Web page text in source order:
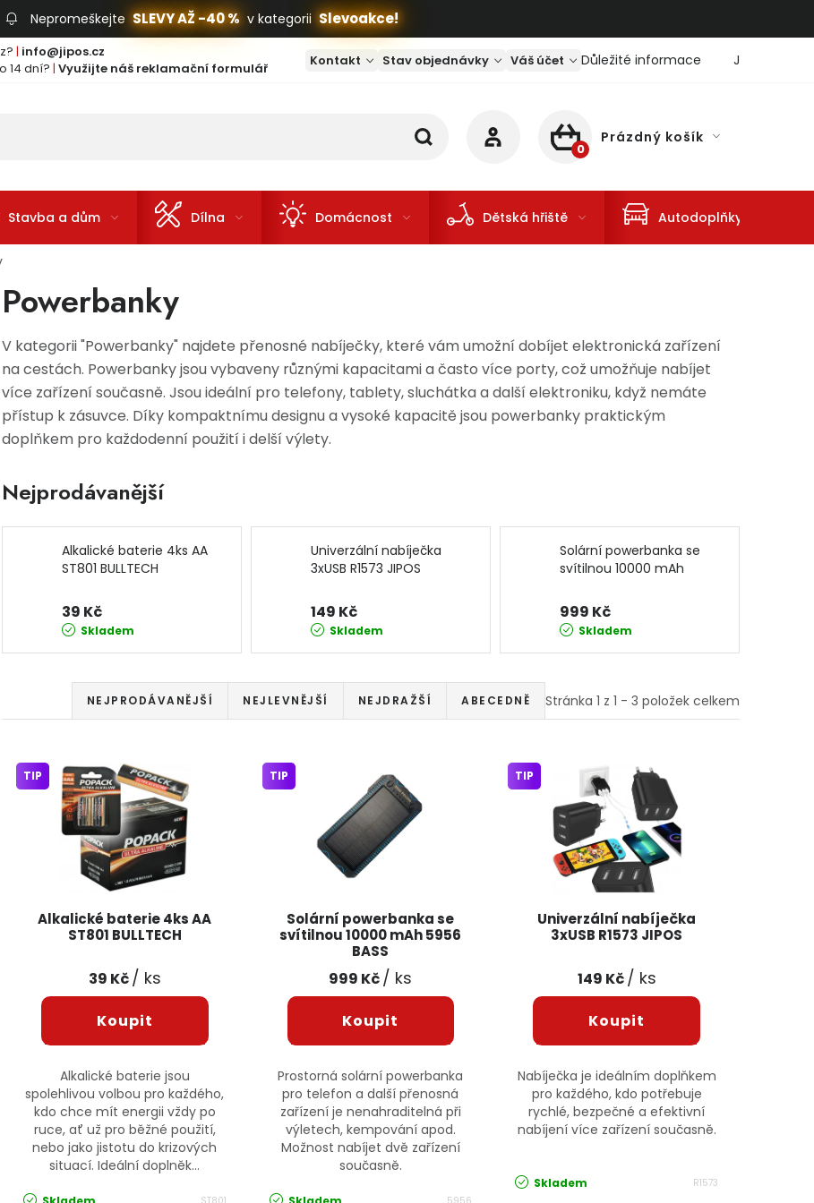
Nepromeškejte SLEVY AŽ -40 % v kategorii Slevoakce!
| info@jipos.cz
14 dní? | Využijte náš reklamační formulář Kontakt Stav objednávky Váš účet Důležité informace Jaký je
NÁKUPNÍ KOŠÍK
Prázdný košík
Stavba a dům Dílna Domácnost Dětská hřiště Autodoplňky
Powerbanky
V kategorii "Powerbanky" najdete přenosné nabíječky, které vám umožní dobíjet elektronická zařízení
na cestách. Powerbanky jsou vybaveny různými kapacitami a často více porty, což umožňuje nabíjet
více zařízení současně. Jsou ideální pro telefony, tablety, sluchátka a další elektroniku, když nemáte
přístup k zásuvce. Díky kompaktnímu designu a vysoké kapacitě jsou powerbanky praktickým
doplňkem pro každodenní použití i delší výlety.
Nejprodávanější
Alkalické baterie 4ks AA
ST801 BULLTECH
39 Kč
Skladem
Univerzální nabíječka
3xUSB R1573 JIPOS
149 Kč
Skladem
Solární powerbanka se
svítilnou 10000 mAh
999 Kč
Skladem
Stránka 1 z 1 - 3 položek celkem
Řazení produktů
NEJPRODÁVANĚJŠÍ NEJLEVNĚJŠÍ NEJDRAŽŠÍ ABECEDNĚ
Výpis produktů
Alkalické baterie 4ks AA
ST801 BULLTECH
TIP
39 Kč/ ks
Alkalické baterie jsou
spolehlivou volbou pro každého,
kdo chce mít energii vždy po
ruce, ať už pro běžné použití,
nebo jako jistotu do krizových
situací. Ideální doplněk...
Solární powerbanka se
svítilnou 10000 mAh 5956
BASS
TIP
999 Kč/ ks
Prostorná solární powerbanka
pro telefon a další přenosná
zařízení je nenahraditelná při
výletech, kempování apod.
Možnost nabíjet dvě zařízení
současně.
Univerzální nabíječka
3xUSB R1573 JIPOS
TIP
149 Kč/ ks
Nabíječka je ideálním doplňkem
pro každého, kdo potřebuje
rychlé, bezpečné a efektivní
nabíjení více zařízení současně.
Skladem R1573